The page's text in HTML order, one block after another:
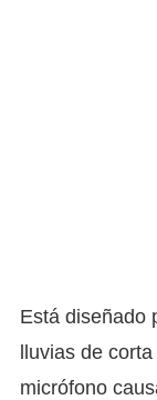
Está diseñado
lluvias de
micrófono